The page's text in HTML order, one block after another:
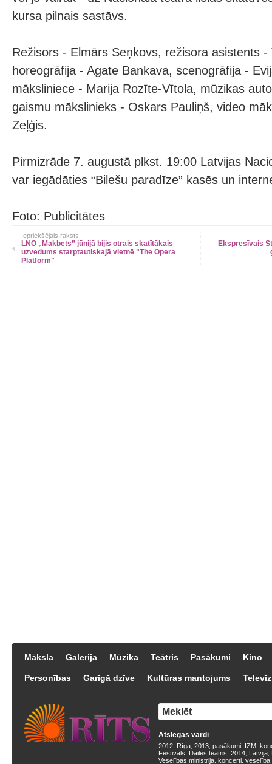
kursa pilnais sastāvs.
Režisors - Elmārs Seņkovs, režisora asistents -
horeogrāfija - Agate Bankava, scenogrāfija -
māksliniece - Marija Rozīte-Vītola, mūzikas
gaismu mākslinieks - Oskars Pauliņš, video
Zeļģis.
Pirmizrāde 7. augustā plkst. 19:00 Latvijas
var iegādāties “Biļešu paradīze” kasēs un
Foto: Publicitātes
Iepriekšējais raksts
LNO „Makbets” jūnijā bijis otrais skatītākais
uzvedums starptautiskajā vietnē "The Opera
Platform"
Ekspresīvais
Māksla Galerija Mūzika Teātris Pasākumi Kino
Personības Garīgā dzīve Kultūras mantojums
Atslēgas vārdi
2012 Rīga 2013 pasākumi IZM
Festivāls
Dailes teātris 2014 Latvija
Veselības ministrija koncerti veselība